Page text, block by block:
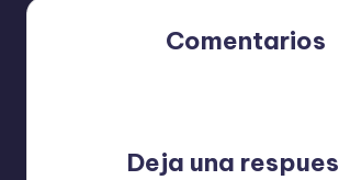
Comentarios
Deja una